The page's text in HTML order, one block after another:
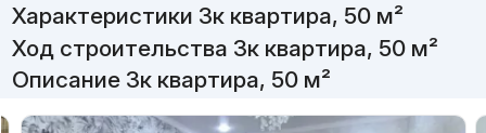
Характеристики 3к квартира, 50 м²
Ход строительства 3к квартира, 50 м²
Описание 3к квартира, 50 м²